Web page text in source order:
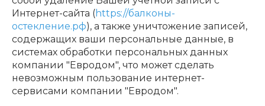
Интернет-сайта (https://балконы-
остекление.рф), а также уничтожение записей,
содержащих ваши персональные данные, в
системах обработки персональных данных
компании "Евродом", что может сделать
невозможным пользование интернет-
сервисами компании "Евродом".